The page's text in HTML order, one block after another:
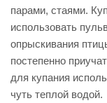
парами, стаями.
использовать
опрыскивания
постепенно
для купания
чуть теплой водой.